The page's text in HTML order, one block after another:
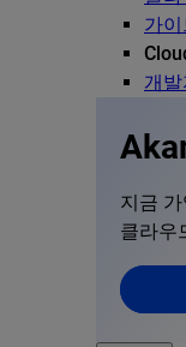
가
개
지금
클라우